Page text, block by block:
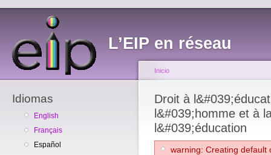
L’EIP en réseau
Idiomas
English
Français
Español
Inicio
Droit à
l&#039;homme et à
l&#039;éducation
warning: Creating default